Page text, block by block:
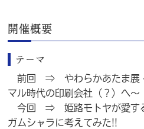
開催概要
テーマ
前回 ⇒ やわらかあたま展
マル時代の印刷会社（？）へ～
今回 ⇒ 姫路モトヤが愛する
ガムシャラに考えてみた!!